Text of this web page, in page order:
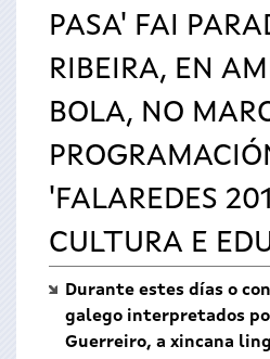
usted
aquí
PASA' FAI
RIBEIRA, EN
BOLA, NO
'FALAREDES
CULTURA E
Durante estes días o
galego interpretados
Guerreiro, a xincana